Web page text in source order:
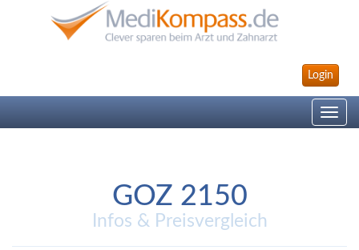
Login
Toggle
GOZ 2150
Infos & Preisvergleich